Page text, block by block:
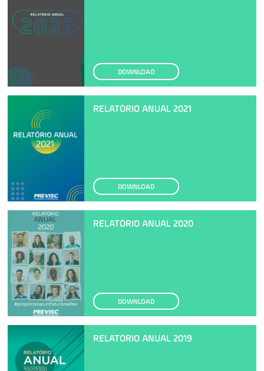
DOWNLOAD
RELATÓRIO ANUAL 2021
DOWNLOAD
RELATÓRIO ANUAL 2020
DOWNLOAD
RELATÓRIO ANUAL 2019